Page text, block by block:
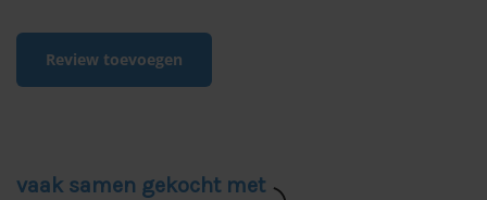
Review toevoegen
vaak samen gekocht met